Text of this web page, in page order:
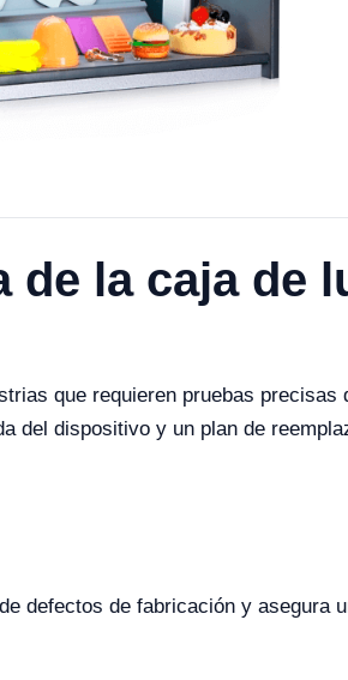
la caja de
que requieren pruebas
del dispositivo y un plan de
defectos de fabricación y asegura